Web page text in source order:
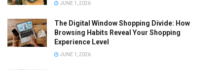
JUNE 1, 2026
The Digital Window Shopping Divide: How
Browsing Habits Reveal Your Shopping
Experience Level
JUNE 1, 2026